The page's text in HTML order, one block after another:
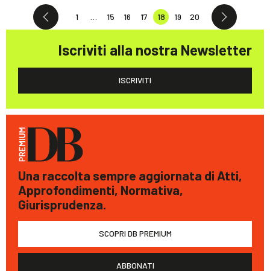
1 15 16 17 18 19 20
Iscriviti alla nostra Newsletter
ISCRIVITI
Una raccolta sempre aggiornata di Atti,
Approfondimenti, Normativa,
Giurisprudenza.
SCOPRI DB PREMIUM
ABBONATI